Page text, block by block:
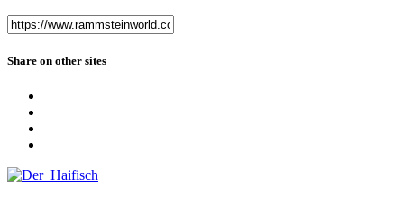
Share on other sites